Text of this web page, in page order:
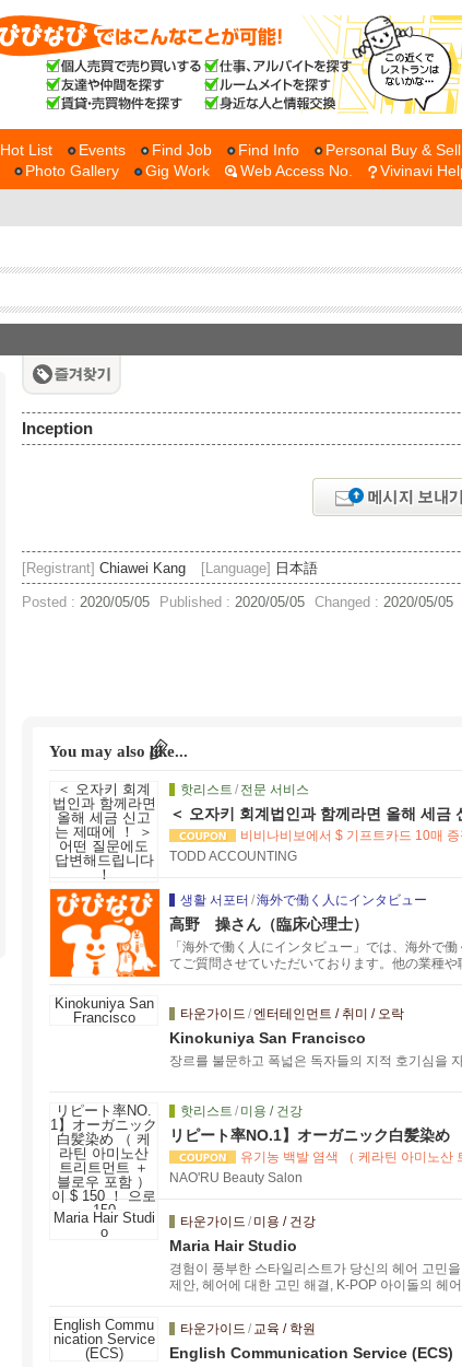
Hot List Events Find Job Find Info Personal Buy & Sell
Photo Gallery Gig Work Web Access No. Vivinavi
Inception
[Registrant] Chiawei Kang [Language] 日本語
Posted : 2020/05/05 Published : 2020/05/05 Changed : 2020/05/05
You may also like...
핫리스트 / 전문 서비스
＜ 오자키 회계법인과 함께라면 올해 세금
드립니다 ！비비나비보에서 $ 기프트카드 10매 증
TODD ACCOUNTING
생활 서포터 /海外で働く人にインタビュー
高野 操さん（臨床心理士）
「海外で働く人にインタビュー」では、海外で
てご質問させていただいております。他の業種
타운가이드 /엔터테인먼트 / 취미 / 오락
Kinokuniya San Francisco
장르를 불문하고 폭넓은 독자들의 지적 호기심을
핫리스트 / 미용 / 건강
リピート率NO.1】オーガニック白髪染め
포함 ） 이 $ 150 ！ 으로
150
유기농 백발 염색 （ 케라틴 아미노산
NAO'RU Beauty Salon
타운가이드 / 미용 / 건강
Maria Hair Studio
경험이 풍부한 스타일리스트가 당신의 헤어 고민
제안, 헤어에 대한 고민 해결, K-POP 아이돌의 헤
타운가이드 / 교육 / 학원
English Communication Service (ECS)